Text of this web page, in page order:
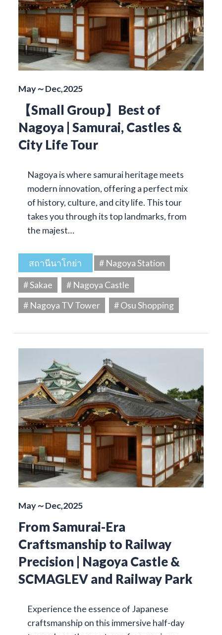
May～Dec,2025
【Small Group】Best of
Nagoya | Samurai, Castles &
City Life Tour
Nagoya is where samurai heritage meets
modern innovation, offering a perfect mix
of history, culture, and city life. This tour
takes you through its top landmarks, from
the majest…
สถานีนาโกย่า
# Nagoya Station
# Sakae
# Nagoya Castle
# Nagoya TV Tower
# Osu Shopping
May～Dec,2025
From Samurai-Era
Craftsmanship to Railway
Precision | Nagoya Castle &
SCMAGLEV and Railway Park
Experience the essence of Japanese
craftsmanship on this immersive half-day